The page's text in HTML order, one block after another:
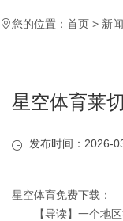
您的位置： 首页 > 新
星空体育莱
发布时间：2026-
星空体育免费下载：
【导读】一个地区